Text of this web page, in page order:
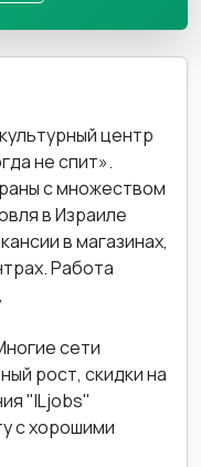
центр
не спит».
с множеством
в Израиле
в магазинах,
Работа
сети
рост, скидки на
"ILjobs"
с хорошими